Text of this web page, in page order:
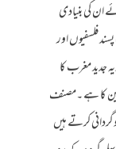
ان کی بنیادی
فلسفیوں اور
جدید مغرب کا
کا ہے ۔مصنف
کرتے ہیں